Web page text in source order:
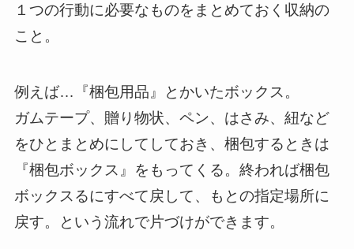
１つの行動に必要なものをまとめておく収納の
こと。
例えば…『梱包用品』とかいたボックス。
ガムテープ、贈り物状、ペン、はさみ、紐など
をひとまとめにしてしておき、梱包するときは
『梱包ボックス』をもってくる。終われば梱包
ボックスるにすべて戻して、もとの指定場所に
戻す。という流れで片づけができます。